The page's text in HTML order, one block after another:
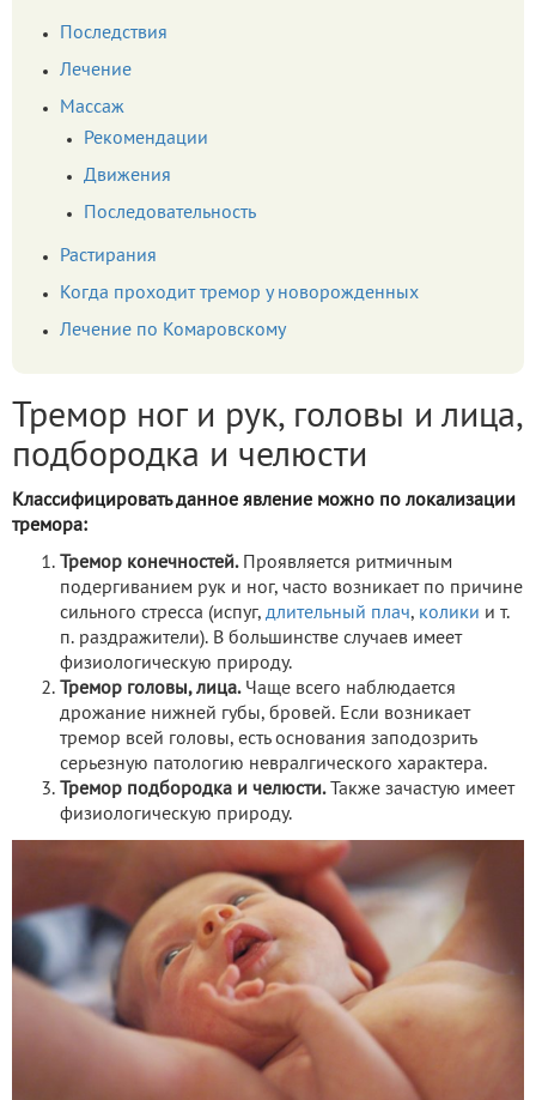
Последствия
Лечение
Массаж
Рекомендации
Движения
Последовательность
Растирания
Когда проходит тремор у новорожденных
Лечение по Комаровскому
Тремор ног и рук, головы и лица,
подбородка и челюсти
Классифицировать данное явление можно по локализации
тремора:
Тремор конечностей.Проявляется ритмичным
подергиванием рук и ног, часто возникает по причине
сильного стресса (испуг, длительный плач, колики и т.
п. раздражители). В большинстве случаев имеет
физиологическую природу.
Тремор головы, лица.Чаще всего наблюдается
дрожание нижней губы, бровей. Если возникает
тремор всей головы, есть основания заподозрить
серьезную патологию невралгического характера.
Тремор подбородка и челюсти.Также зачастую имеет
физиологическую природу.